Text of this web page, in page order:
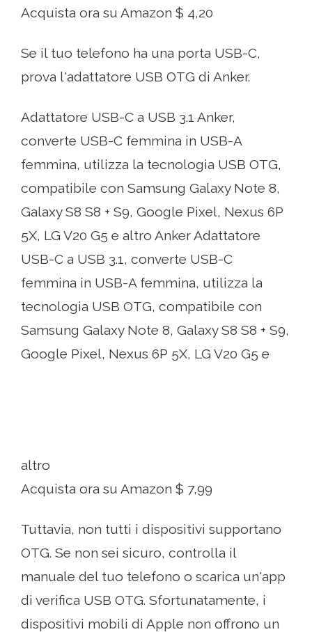
Acquista ora su Amazon $ 4,20
Se il tuo telefono ha una porta USB-C,
prova l'adattatore USB OTG di Anker.
Adattatore USB-C a USB 3.1 Anker,
converte USB-C femmina in USB-A
femmina, utilizza la tecnologia USB OTG,
compatibile con Samsung Galaxy Note 8,
Galaxy S8 S8 + S9, Google Pixel, Nexus 6P
5X, LG V20 G5 e altro Anker Adattatore
USB-C a USB 3.1, converte USB-C
femmina in USB-A femmina, utilizza la
tecnologia USB OTG, compatibile con
Samsung Galaxy Note 8, Galaxy S8 S8 + S9,
Google Pixel, Nexus 6P 5X, LG V20 G5 e
altro
Acquista ora su Amazon $ 7,99
Tuttavia, non tutti i dispositivi supportano
OTG. Se non sei sicuro, controlla il
manuale del tuo telefono o scarica un'app
di verifica USB OTG. Sfortunatamente, i
dispositivi mobili di Apple non offrono un